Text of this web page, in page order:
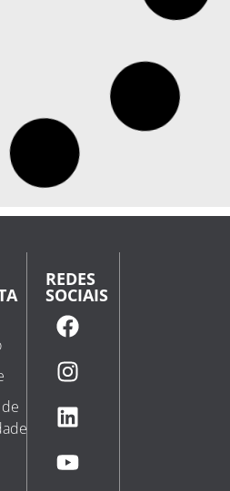
resultados da
amplia em 43% as prisões
Hamburgo no RS
voltada à segurança
resultados concretos em
Smart NH, desenvolvido em